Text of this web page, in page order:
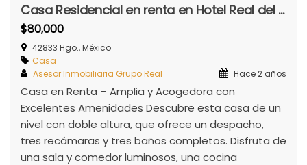
Casa Residencial en renta en Hotel Real del Bosque
$80,000
42833 Hgo., México
Casa
Asesor Inmobiliaria Grupo Real
Hace 2 años
Casa en Renta – Amplia y Acogedora con
Excelentes Amenidades Descubre esta casa de un
nivel con doble altura, que ofrece un despacho,
tres recámaras y tres baños completos. Disfruta de
una sala y comedor luminosos, una cocina